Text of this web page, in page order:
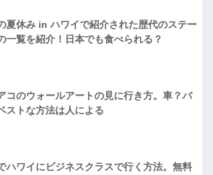
夏休み in ハワイで紹介された歴代のステー
一覧を紹介！日本でも食べられる？
コのウォールアートの見に行き方。車？バ
ストな方法は人による
ハワイにビジネスクラスで行く方法。無料